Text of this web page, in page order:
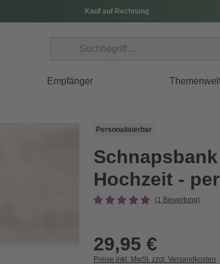
Kauf auf Rechnung
Empfänger
Personalisierbar
Hochzeit -
(1 Bewertung)
29,95 €
Preise inkl. MwSt. zzgl. Versandkosten